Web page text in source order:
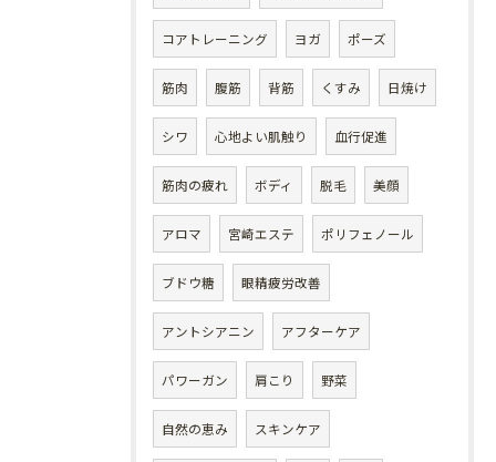
コアトレーニング ヨガ ポーズ
筋肉 腹筋 背筋 くすみ 日焼け
シワ 心地よい肌触り 血行促進
筋肉の疲れ ボディ 脱毛 美顔
アロマ 宮崎エステ ポリフェノール
ブドウ糖 眼精疲労改善
アントシアニン アフターケア
パワーガン 肩こり 野菜
自然の恵み スキンケア